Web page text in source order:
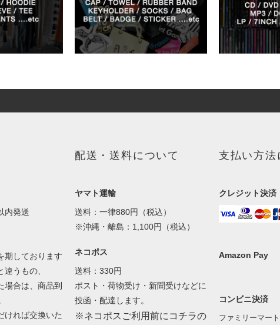
内発送
期しております
うもの、
場合は、商品到
ければ交換いた
配送・送料について
ヤマト運輸
送料：一律880円（税込）
※沖縄・離島：1,100円（税込）
ネコポス
送料：330円
ポスト・荷物受け・新聞受けなどに
投函・配達します。
※ネコポスご利用前にコチラの
支払い方法
クレジット決済
Amazon Pay
コンビニ決済
ファミリーマート